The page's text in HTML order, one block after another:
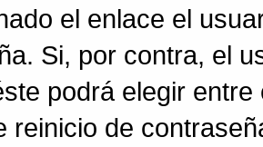
el enlace el
Si, por contra, el
podrá elegir
reinicio de